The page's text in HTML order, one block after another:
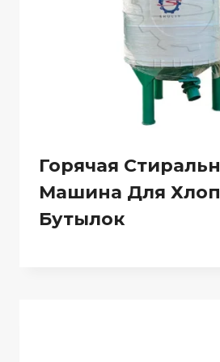
Горячая
Машина Для
Бутылок